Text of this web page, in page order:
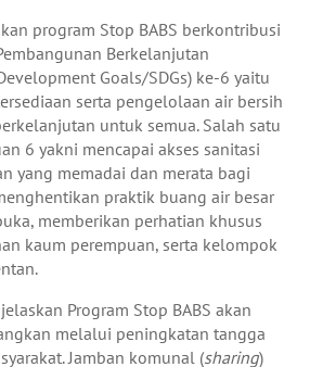
program Stop BABS berkontribusi
Berkelanjutan
Goals/SDGs) ke-6 yaitu
serta pengelolaan air bersih
untuk semua. Salah satu
6 yakni mencapai akses sanitasi
yang memadai dan merata bagi
praktik buang air besar
memberikan perhatian khusus
kaum perempuan, serta kelompok
Program Stop BABS akan
melalui peningkatan tangga
Jamban komunal (sharing)